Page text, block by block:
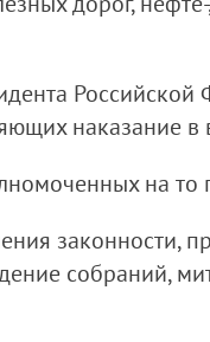
Российской
наказание
на
законности,
собраний,